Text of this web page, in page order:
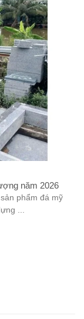
năm 2026
phẩm đá mỹ
...